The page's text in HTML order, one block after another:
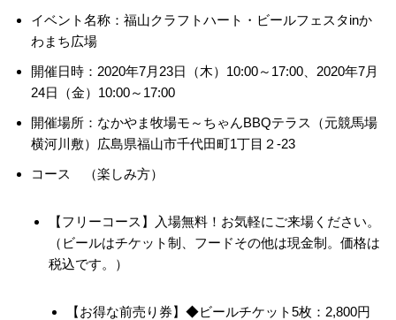
イベント名称：福山クラフトハート・ビールフェスタinか
わまち広場
開催日時：2020年7月23日（木）10:00～17:00、2020年7月
24日（金）10:00～17:00
開催場所：なかやま牧場モ～ちゃんBBQテラス（元競馬場
横河川敷）広島県福山市千代田町1丁目２-23
コース （楽しみ方）
【フリーコース】入場無料！お気軽にご来場ください。
（ビールはチケット制、フードその他は現金制。価格は
税込です。）
【お得な前売り券】◆ビールチケット5枚：2,800円